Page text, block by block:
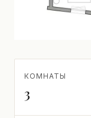
КОМНАТЫ
3